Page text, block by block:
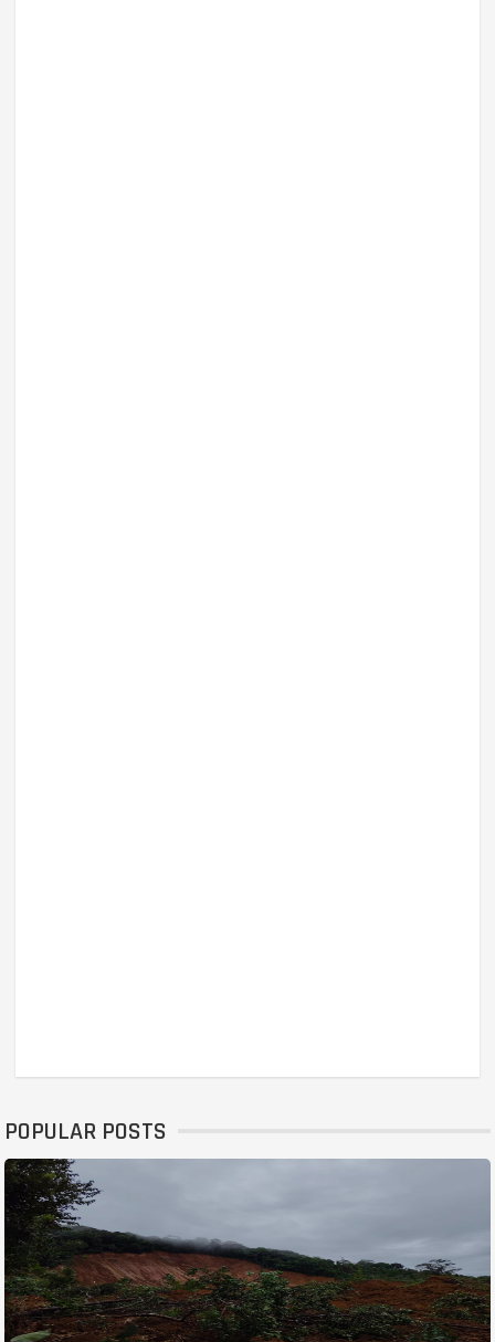
POPULAR POSTS